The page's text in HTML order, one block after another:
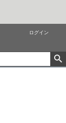
ログイン